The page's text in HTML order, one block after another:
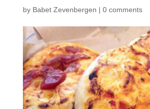
by Babet Zevenbergen | 0 comments